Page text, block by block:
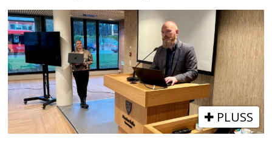
PLUSS